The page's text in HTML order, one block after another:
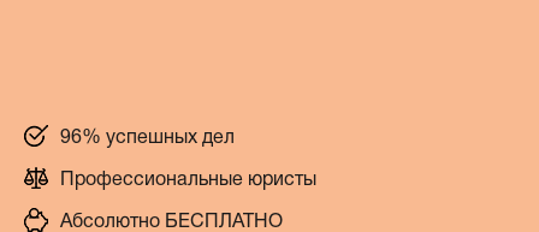
96% успешных дел
Профессиональные юристы
Абсолютно БЕСПЛАТНО